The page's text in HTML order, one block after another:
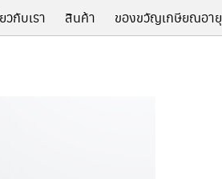
วกับเรา สินค้า ของขวัญเกษียณอายุ